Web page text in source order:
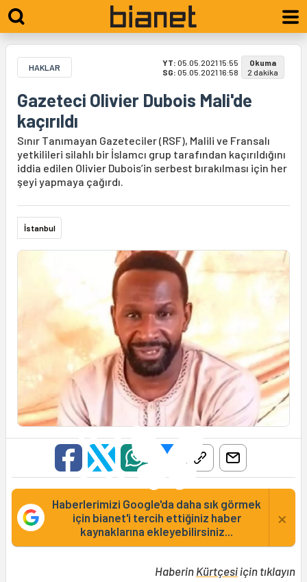
HAKLAR YT: 05.05.2021 15:55
SG: 05.05.2021 16:58
Okuma
2 dakika
Gazeteci Olivier Dubois Mali'de
kaçırıldı
Sınır Tanımayan Gazeteciler (RSF), Malili ve Fransalı
yetkilileri silahlı bir İslamcı grup tarafından kaçırıldığını
iddia edilen Olivier Dubois’in serbest bırakılması için her
şeyi yapmaya çağırdı.
İstanbul
Haberlerimizi Google'da daha sık görmek
için bianet'i tercih ettiğiniz haber
kaynaklarına ekleyebilirsiniz...
×
Haberin Kürtçesiiçin tıklayın